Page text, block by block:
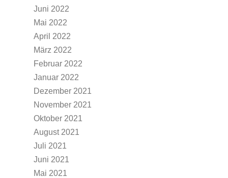
Juni 2022
Mai 2022
April 2022
März 2022
Februar 2022
Januar 2022
Dezember 2021
November 2021
Oktober 2021
August 2021
Juli 2021
Juni 2021
Mai 2021